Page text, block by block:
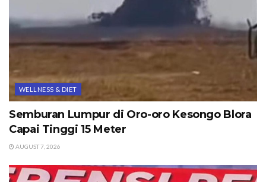
WELLNESS & DIET
Semburan Lumpur di Oro-oro Kesongo Blora
Capai Tinggi 15 Meter
AUGUST 7, 2026